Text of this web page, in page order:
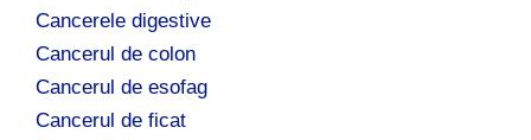
Cancerele digestive
Cancerul de colon
Cancerul de esofag
Cancerul de ficat